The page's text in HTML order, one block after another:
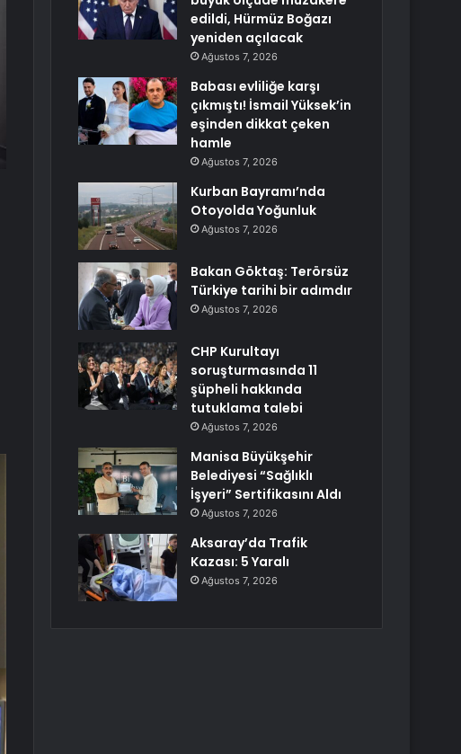
edildi, Hürmüz Boğazı
yeniden açılacak
Ağustos 7, 2026
Babası evliliğe karşı
çıkmıştı! İsmail Yüksek’in
eşinden dikkat çeken
hamle
Ağustos 7, 2026
Kurban Bayramı’nda
Otoyolda Yoğunluk
Ağustos 7, 2026
Bakan Göktaş: Terörsüz
Türkiye tarihi bir adımdır
Ağustos 7, 2026
CHP Kurultayı
soruşturmasında 11
şüpheli hakkında
tutuklama talebi
Ağustos 7, 2026
Manisa Büyükşehir
Belediyesi “Sağlıklı
İşyeri” Sertifikasını Aldı
Ağustos 7, 2026
Aksaray’da Trafik
Kazası: 5 Yaralı
Ağustos 7, 2026